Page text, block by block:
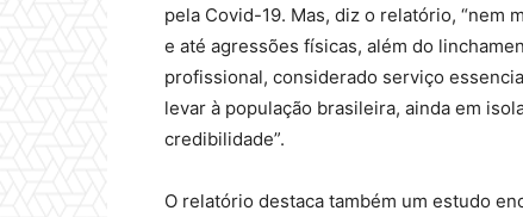
pela Covid-19. Mas, diz o relatório, “nem
e até agressões físicas, além do
profissional, considerado serviço
levar à população brasileira, ainda em
credibilidade”.
O relatório destaca também um estudo